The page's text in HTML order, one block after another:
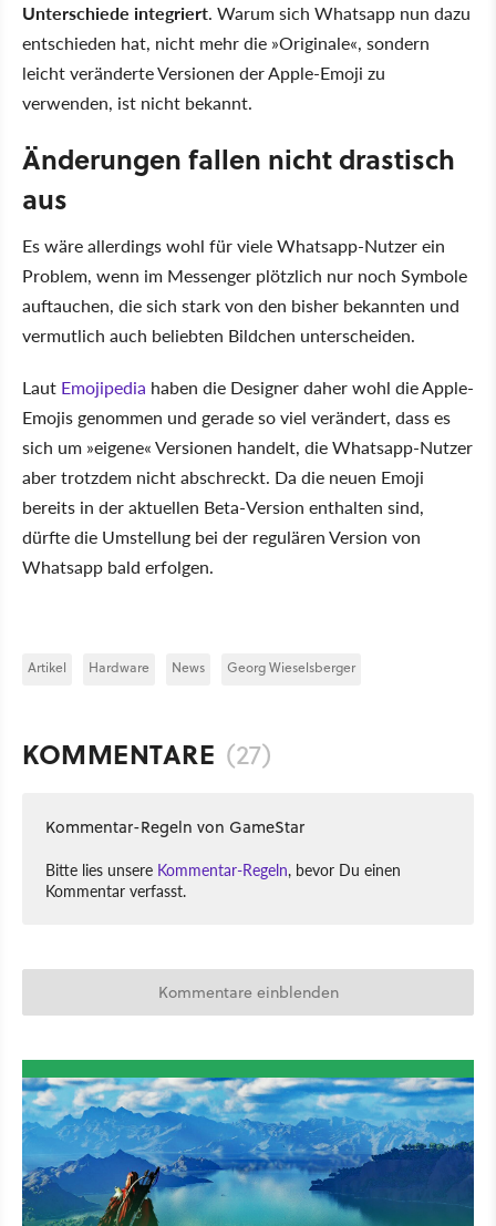
Unterschiede integriert. Warum sich Whatsapp nun dazu
entschieden hat, nicht mehr die »Originale«, sondern
leicht veränderte Versionen der Apple-Emoji zu
verwenden, ist nicht bekannt.
Änderungen fallen nicht drastisch
aus
Es wäre allerdings wohl für viele Whatsapp-Nutzer ein
Problem, wenn im Messenger plötzlich nur noch Symbole
auftauchen, die sich stark von den bisher bekannten und
vermutlich auch beliebten Bildchen unterscheiden.
Laut Emojipedia haben die Designer daher wohl die Apple-
Emojis genommen und gerade so viel verändert, dass es
sich um »eigene« Versionen handelt, die Whatsapp-Nutzer
aber trotzdem nicht abschreckt. Da die neuen Emoji
bereits in der aktuellen Beta-Version enthalten sind,
dürfte die Umstellung bei der regulären Version von
Whatsapp bald erfolgen.
Artikel Hardware News Georg Wieselsberger
KOMMENTARE (27)
Kommentar-Regeln von GameStar
Bitte lies unsere Kommentar-Regeln, bevor Du einen
Kommentar verfasst.
Kommentare einblenden